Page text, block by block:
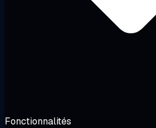
Fonctionnalités